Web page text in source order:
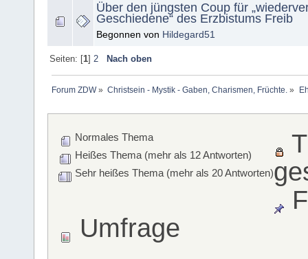
Über den jüngsten Coup für
Geschiedene“ des Erzbistums Freib
Begonnen von Hildegard51
Seiten: [1] 2 Nach oben
Forum ZDW» Christsein - Mystik - Gaben, Charismen, Früchte. »
Normales Thema
Heißes Thema (mehr als 12 Antworten)
Sehr heißes Thema (mehr als 20 Antworten)
Umfrage